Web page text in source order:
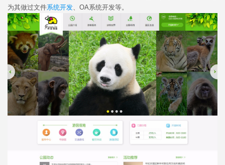
为其做过文件系统开发、OA系统开发等。